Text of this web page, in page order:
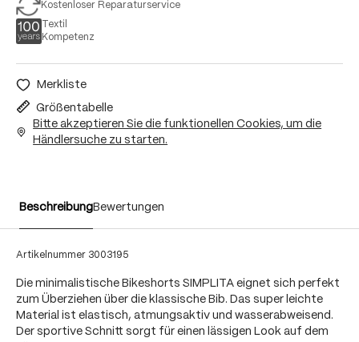
Kostenloser Reparaturservice
Textil
Kompetenz
Merkliste
Größentabelle
Bitte akzeptieren Sie die funktionellen Cookies, um die
Händlersuche zu starten.
BeschreibungBewertungen
Artikelnummer 3003195
Die minimalistische Bikeshorts SIMPLITA eignet sich perfekt
zum Überziehen über die klassische Bib. Das super leichte
Material ist elastisch, atmungsaktiv und wasserabweisend.
Der sportive Schnitt sorgt für einen lässigen Look auf dem